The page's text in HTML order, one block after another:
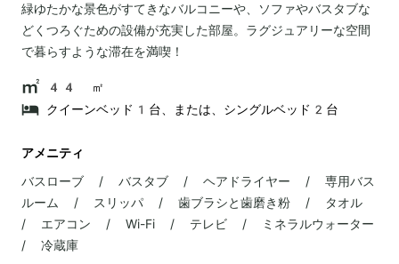
緑ゆたかな景色がすてきなバルコニーや、ソファやバスタブな
どくつろぐための設備が充実した部屋。ラグジュアリーな空間
で暮らすような滞在を満喫！
44 ㎡
クイーンベッド1台、または、シングルベッド2台
アメニティ
バスローブ / バスタブ / ヘアドライヤー / 専用バス
ルーム / スリッパ / 歯ブラシと歯磨き粉 / タオル
/ エアコン / Wi-Fi / テレビ / ミネラルウォーター
/ 冷蔵庫